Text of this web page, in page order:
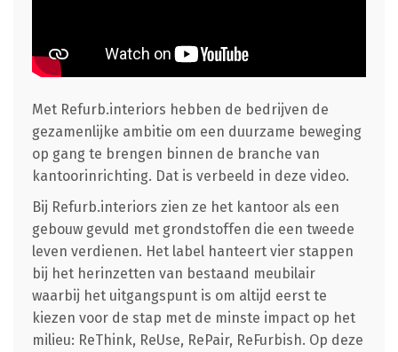
Met Refurb.interiors hebben de bedrijven de
gezamenlijke ambitie om een duurzame beweging
op gang te brengen binnen de branche van
kantoorinrichting. Dat is verbeeld in deze video.
Bij Refurb.interiors zien ze het kantoor als een
gebouw gevuld met grondstoffen die een tweede
leven verdienen. Het label hanteert vier stappen
bij het herinzetten van bestaand meubilair
waarbij het uitgangspunt is om altijd eerst te
kiezen voor de stap met de minste impact op het
milieu: ReThink, ReUse, RePair, ReFurbish. Op deze